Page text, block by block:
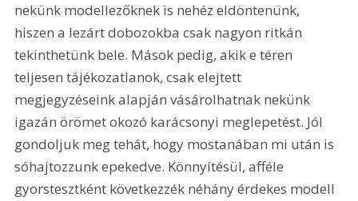
nekünk modellezőknek is nehéz eldöntenünk,
hiszen a lezárt dobozokba csak nagyon ritkán
tekinthetünk bele. Mások pedig, akik e téren
teljesen tájékozatlanok, csak elejtett
megjegyzéseink alapján vásárolhatnak nekünk
igazán örömet okozó karácsonyi meglepetést. Jól
gondoljuk meg tehát, hogy mostanában mi után is
sóhajtozzunk epekedve. Könnyítésül, afféle
gyorstesztként következzék néhány érdekes modell